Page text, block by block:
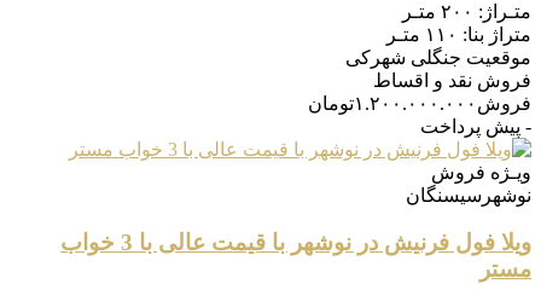
متـراژ: ۲۰۰ متـر
متراژ بنا: ۱۱۰ متـر
موقعیت جنگلی شهرکی
فروش نقد و اقساط
فروش ۱.۲۰۰.۰۰۰.۰۰۰تومان
- پیش پرداخت
ویـژه فروش
نوشهر سیسنگان
ویلا فول فرنیش در نوشهر با قیمت عالی با 3 خواب
مستر